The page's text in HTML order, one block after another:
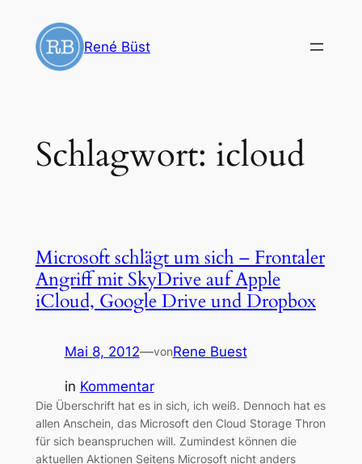
Inhalt
springen
René Büst
Schlagwort: icloud
Microsoft schlägt um sich – Frontaler
Angriff mit SkyDrive auf Apple
iCloud, Google Drive und Dropbox
Mai 8, 2012—vonRene Buest
in Kommentar
Die Überschrift hat es in sich, ich weiß. Dennoch hat es
allen Anschein, das Microsoft den Cloud Storage Thron
für sich beanspruchen will. Zumindest können die
aktuellen Aktionen Seitens Microsoft nicht anders